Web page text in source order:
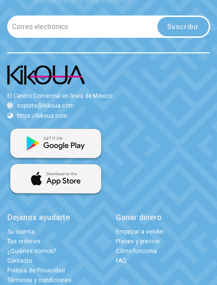
Suscribir
El Centro Comercial en línea de México
soporte@kikoua.com
https://kikoua.com
Dejanos ayudarte
Su cuenta
Tus ordenes
¿Quiénes somos?
Contacto
Política de Privacidad
Términos y condiciones
Ganar dinero
Empezar a vender
Planes y precios
Cómo funciona
FAQ